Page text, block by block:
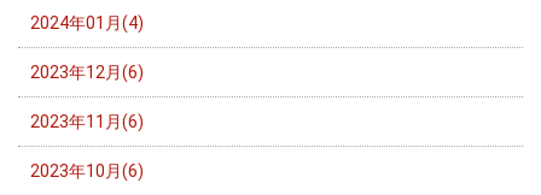
2024年01月(4)
2023年12月(6)
2023年11月(6)
2023年10月(6)